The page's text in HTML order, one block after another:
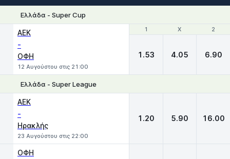
Ελλάδα - Super Cup
1 X 2
ΑΕΚ
-
ΟΦΗ
12 Αυγούστου στις 21:00
1 X 2
1.53 4.05 6.90
Ελλάδα - Super League
ΑΕΚ
-
Ηρακλής
23 Αυγούστου στις 22:00
1.20 5.90 16.00
ΟΦΗ